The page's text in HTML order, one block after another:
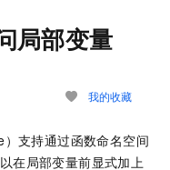
局部变量
我的收藏
支持通过函数命名空间
在局部变量前显式加上